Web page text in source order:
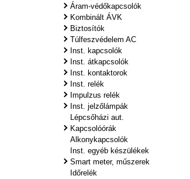
Áram-védőkapcsolók
Kombinált ÁVK
Biztosítók
Túlfeszvédelem AC
Inst. kapcsolók
Inst. átkapcsolók
Inst. kontaktorok
Inst. relék
Impulzus relék
Inst. jelzőlámpák
Lépcsőházi aut.
Kapcsolóórák
Alkonykapcsolók
Inst. egyéb készülékek
Smart meter, műszerek
Időrelék